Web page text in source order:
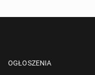
OGŁOSZENIA